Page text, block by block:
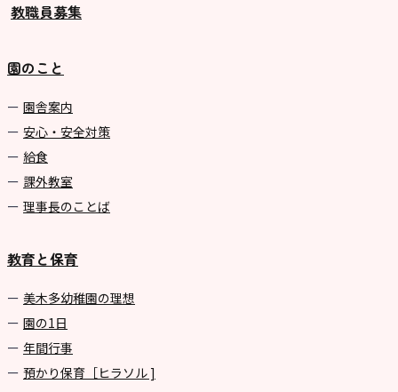
教職員募集
園のこと
園舎案内
安心・安全対策
給食
課外教室
理事長のことば
教育と保育
美⽊多幼稚園の理想
園の1⽇
年間⾏事
預かり保育［ヒラソル ]